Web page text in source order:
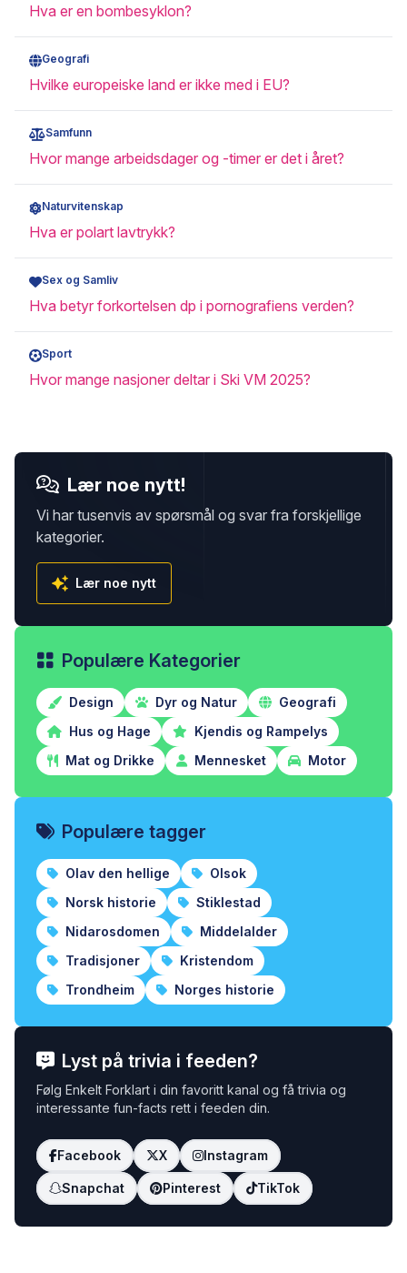
Hva er en bombesyklon?
Geografi
Hvilke europeiske land er ikke med i EU?
Samfunn
Hvor mange arbeidsdager og -timer er det i året?
Naturvitenskap
Hva er polart lavtrykk?
Sex og Samliv
Hva betyr forkortelsen dp i pornografiens verden?
Sport
Hvor mange nasjoner deltar i Ski VM 2025?
Lær noe nytt!
Vi har tusenvis av spørsmål og svar fra forskjellige
kategorier.
Lær noe nytt
Populære Kategorier
Design Dyr og Natur
Geografi
Hus og Hage
Kjendis og Rampelys
Mat og Drikke
Mennesket Motor
Populære tagger
Olav den hellige
Olsok
Norsk historie
Stiklestad
Nidarosdomen
Middelalder
Tradisjoner
Kristendom
Trondheim
Norges historie
Lyst på trivia i feeden?
Følg Enkelt Forklart i din favoritt kanal og få trivia og
interessante fun-facts rett i feeden din.
Facebook X Instagram
Snapchat Pinterest TikTok